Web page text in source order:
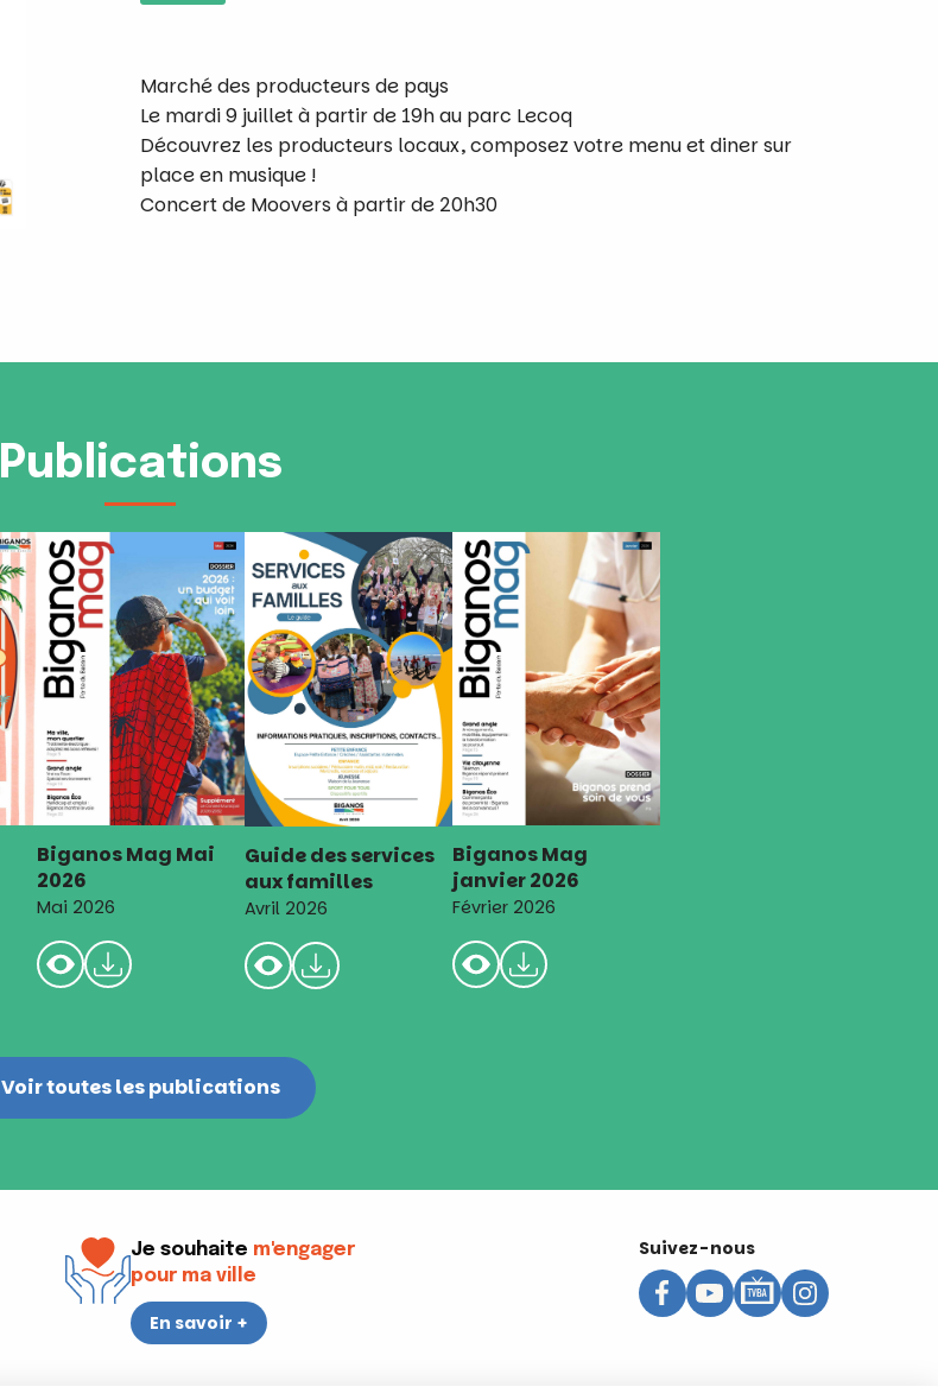
Marché des producteurs de pays
Le mardi 9 juillet à partir de 19h au parc Lecoq
Découvrez les producteurs locaux, composez votre menu et diner sur
place en musique !
Concert de Moovers à partir de 20h30
Publications
Biganos Mag Mai
2026
Mai 2026
Guide des services
aux familles
Avril 2026
Biganos Mag
janvier 2026
Février 2026
Voir toutes les publications
Je souhaite m'engager
pour ma ville
En savoir +
Suivez-nous